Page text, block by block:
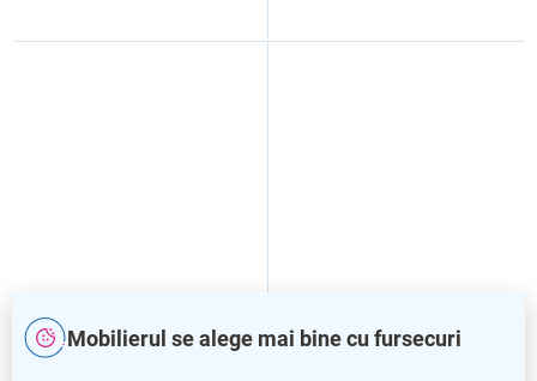
Mobilierul se alege mai bine cu fursecuri
Ușă dulap TopOffice 39,9 x
40,4 x 80 cm, dreapta,
40,4 x 80 cm, dreapta,